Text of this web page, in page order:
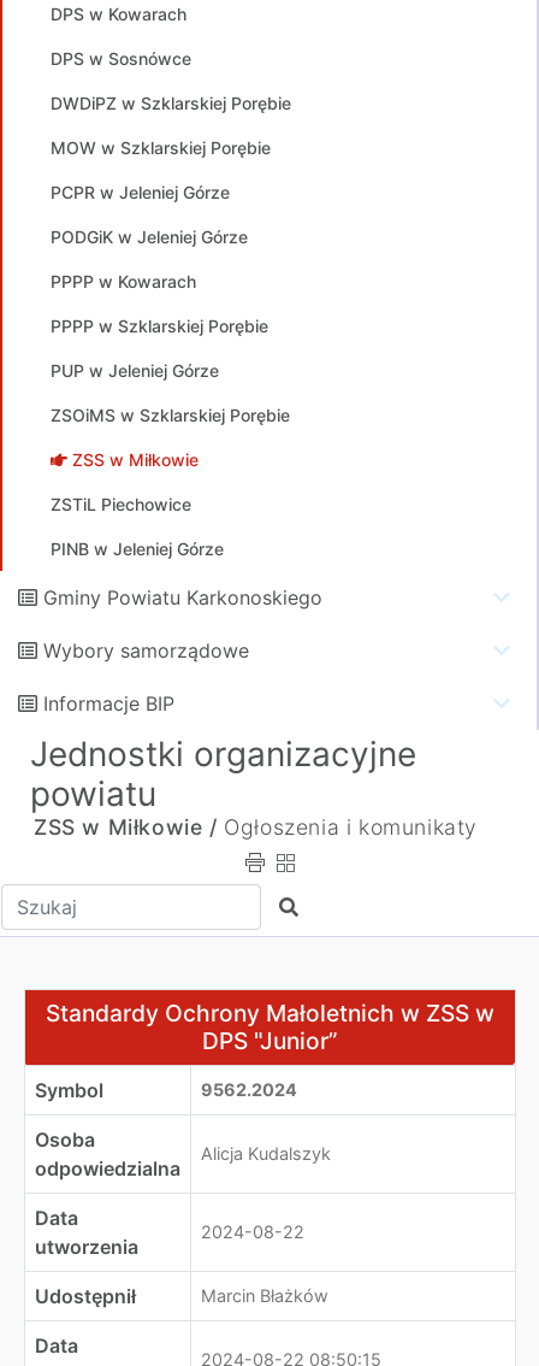
DPS w Kowarach
DPS w Sosnówce
DWDiPZ w Szklarskiej Porębie
MOW w Szklarskiej Porębie
PCPR w Jeleniej Górze
PODGiK w Jeleniej Górze
PPPP w Kowarach
PPPP w Szklarskiej Porębie
PUP w Jeleniej Górze
ZSOiMS w Szklarskiej Porębie
ZSS w Miłkowie
ZSTiL Piechowice
PINB w Jeleniej Górze
Gminy Powiatu Karkonoskiego
Wybory samorządowe
Informacje BIP
Jednostki organizacyjne
powiatu
ZSS w Miłkowie / Ogłoszenia i komunikaty
Wpisz tekst do wyszukania Szukaj
Standardy Ochrony Małoletnich w ZSS w DPS "Junior”
Standardy Ochrony Małoletnich w ZSS w
DPS "Junior”
Symbol 9562.2024
Osoba
odpowiedzialna
Alicja Kudalszyk
Data
utworzenia
2024-08-22
Udostępnił Marcin Błażków
Data
2024-08-22 08:50:15